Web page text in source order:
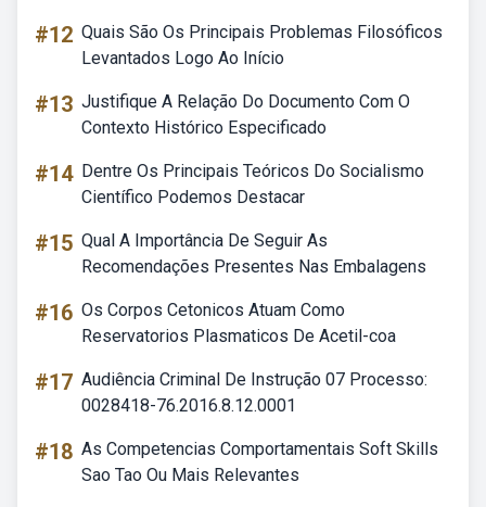
#12 Quais São Os Principais Problemas Filosóficos
Levantados Logo Ao Início
#13 Justifique A Relação Do Documento Com O
Contexto Histórico Especificado
#14 Dentre Os Principais Teóricos Do Socialismo
Científico Podemos Destacar
#15 Qual A Importância De Seguir As
Recomendações Presentes Nas Embalagens
#16 Os Corpos Cetonicos Atuam Como
Reservatorios Plasmaticos De Acetil-coa
#17 Audiência Criminal De Instrução 07 Processo:
0028418-76.2016.8.12.0001
#18 As Competencias Comportamentais Soft Skills
Sao Tao Ou Mais Relevantes